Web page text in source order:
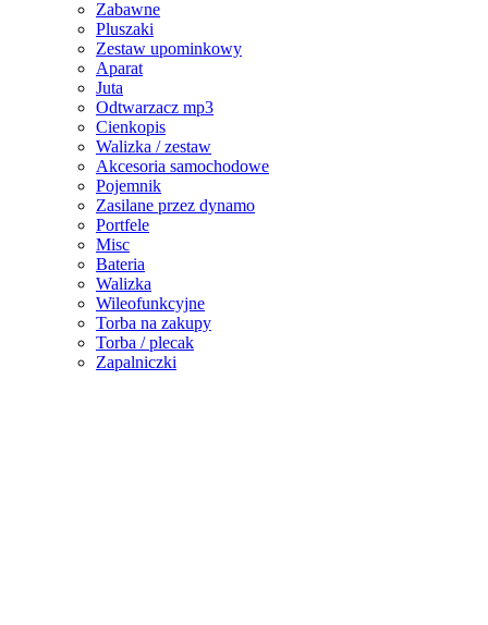
Zabawne
Pluszaki
Zestaw upominkowy
Aparat
Juta
Odtwarzacz mp3
Cienkopis
Walizka / zestaw
Akcesoria samochodowe
Pojemnik
Zasilane przez dynamo
Portfele
Misc
Bateria
Walizka
Wileofunkcyjne
Torba na zakupy
Torba / plecak
Zapalniczki